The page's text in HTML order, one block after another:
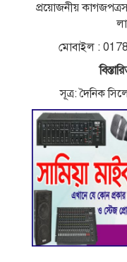
প্রয়ােজনীয়
মােবাইল :
সূত্র: দৈনিক